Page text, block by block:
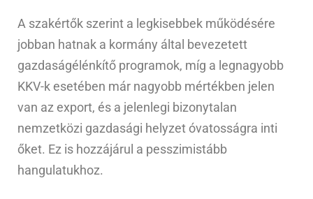
A szakértők szerint a legkisebbek működésére
jobban hatnak a kormány által bevezetett
gazdaságélénkítő programok, míg a legnagyobb
KKV-k esetében már nagyobb mértékben jelen
van az export, és a jelenlegi bizonytalan
nemzetközi gazdasági helyzet óvatosságra inti
őket. Ez is hozzájárul a pesszimistább
hangulatukhoz.